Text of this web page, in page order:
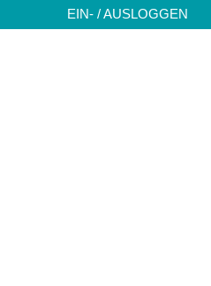
EIN- / AUSLOGGEN